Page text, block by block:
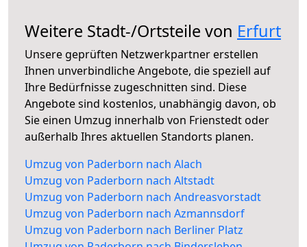
Weitere Stadt-/Ortsteile von Erfurt
Unsere geprüften Netzwerkpartner erstellen
Ihnen unverbindliche Angebote, die speziell auf
Ihre Bedürfnisse zugeschnitten sind. Diese
Angebote sind kostenlos, unabhängig davon, ob
Sie einen Umzug innerhalb von Frienstedt oder
außerhalb Ihres aktuellen Standorts planen.
Umzug von Paderborn nach Alach
Umzug von Paderborn nach Altstadt
Umzug von Paderborn nach Andreasvorstadt
Umzug von Paderborn nach Azmannsdorf
Umzug von Paderborn nach Berliner Platz